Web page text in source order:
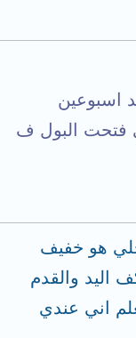
اسبوعين
فتحت البول ف
هو خفيف
اليد والقدم
اني عندي